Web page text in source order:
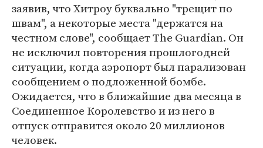
заявив, что Хитроу буквально "трещит по
швам", а некоторые места "держатся на
честном слове", сообщает The Guardian. Он
не исключил повторения прошлогодней
ситуации, когда аэропорт был парализован
сообщением о подложенной бомбе.
Ожидается, что в ближайшие два месяца в
Соединенное Королевство и из него в
отпуск отправится около 20 миллионов
человек.